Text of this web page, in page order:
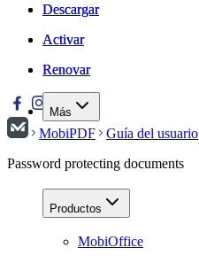
Descargar
Activar
Renovar
Más
Descargar
Activar
Renovar
MobiPDF
Guía del usuario
Password protecting documents
Productos
MobiOffice